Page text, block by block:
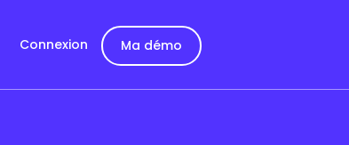
Connexion Ma démo